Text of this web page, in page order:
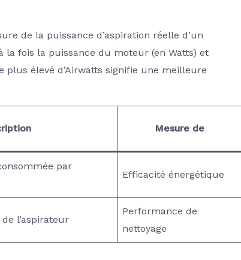
de la puissance d’aspiration réelle d’un
fois la puissance du moteur (en Watts) et
plus élevé d’Airwatts signifie une meilleure
Mesure de
par
Efficacité énergétique
l’aspirateur
Performance de
nettoyage